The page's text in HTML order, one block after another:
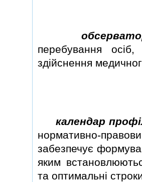
перебування
здiйснення
календар
нормативно-
забезпечує
яким
та оптимальнi